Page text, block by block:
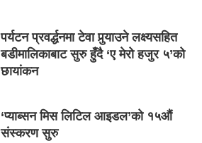
पर्यटन प्रवर्द्धनमा टेवा पुर्‍याउने लक्ष्यसहित
बडीमालिकाबाट सुरु हुँदै ‘ए मेरो हजुर ५’को
छायांकन
‘प्याब्सन मिस लिटिल आइडल’को १५औं
संस्करण सुरु